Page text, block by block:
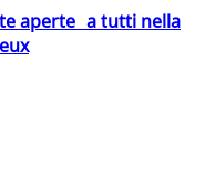
aperte a tutti nella